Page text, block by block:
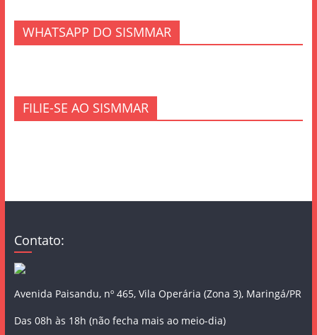
WHATSAPP DO SISMMAR
FILIE-SE AO SISMMAR
Contato:
Avenida Paisandu, nº 465, Vila Operária (Zona 3), Maringá/PR
Das 08h às 18h (não fecha mais ao meio-dia)